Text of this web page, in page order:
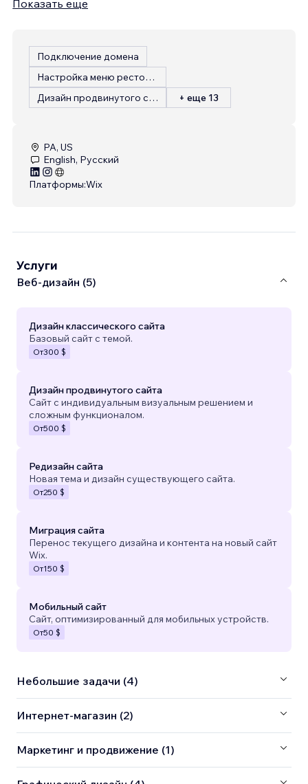
Показать еще
Подключение домена
Настройка меню ресторана
Дизайн продвинутого сайта
+ еще 13
PA, US
English, Русский
Платформы:Wix
Услуги
Веб-дизайн (5)
Дизайн классического сайта
Базовый сайт с темой.
От300 $
Дизайн продвинутого сайта
Сайт с индивидуальным визуальным решением и
сложным функционалом.
От500 $
Редизайн сайта
Новая тема и дизайн существующего сайта.
От250 $
Миграция сайта
Перенос текущего дизайна и контента на новый сайт
Wix.
От150 $
Мобильный сайт
Сайт, оптимизированный для мобильных устройств.
От50 $
Небольшие задачи (4)
Интернет-магазин (2)
Маркетинг и продвижение (1)